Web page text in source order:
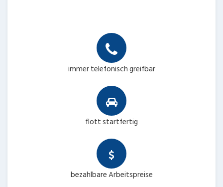
immer telefonisch greifbar
flott startfertig
bezahlbare Arbeitspreise